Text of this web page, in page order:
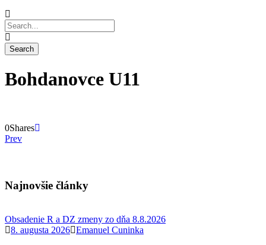
Bohdanovce U11
0Shares
Prev
Najnovšie články
Obsadenie R a DZ zmeny zo dňa 8.8.2026
8. augusta 2026 Emanuel Cuninka